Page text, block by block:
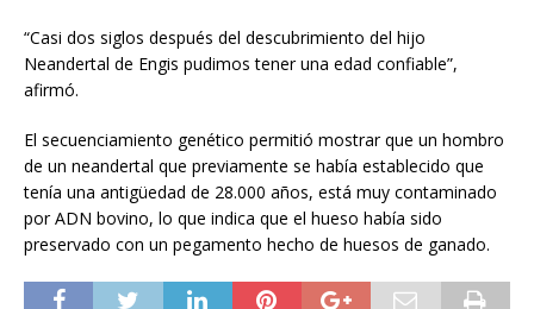
“Casi dos siglos después del descubrimiento del hijo
Neandertal de Engis pudimos tener una edad confiable”,
afirmó.
El secuenciamiento genético permitió mostrar que un hombro
de un neandertal que previamente se había establecido que
tenía una antigüedad de 28.000 años, está muy contaminado
por ADN bovino, lo que indica que el hueso había sido
preservado con un pegamento hecho de huesos de ganado.